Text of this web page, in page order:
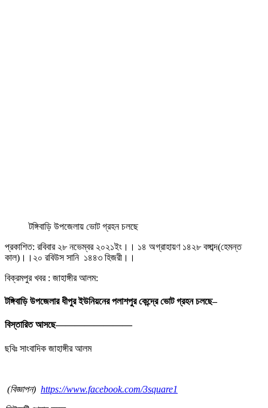
টঙ্গিবাড়ি উপজেলায় ভোট গ্রহন চলছে
প্রকাশিত: রবিবার ২৮ নভেম্বর ২০২১ইং।। ১৪ অগ্রাহায়ণ ১৪২৮ বঙ্গাব্দ(হেমন্ত
কাল)।।২০ রবিউস সানি ১৪৪৩ হিজরী।।
বিক্রমপুর খবর : জাহাঙ্গীর আলম:
টঙ্গিবাড়ি উপজেলার ধীপুর ইউনিয়নের পলাশপুর কেন্দ্রে ভোট গ্রহন চলছে–
বিস্তারিত আসছে————————
ছবিঃ সাংবাদিক জাহাঙ্গীর আলম
(বিজ্ঞাপন) https://www.facebook.com/3square1